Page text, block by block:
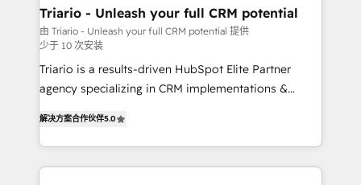
their unique business needs. We are thrilled to have
Blue Frog in the HubSpot ecosystem leading the
way for customers!" - Yamini Rangan, CEO of
HubSpot “Our experience with the team at Blue Frog
has been nothing short of extraordinary. Their years
them a trusted reputation within the HubSpot
ecosystem as a reliable partner capable of delivering
remarkable experiences for our most sophisticated
Triario - Unleash your full CRM potential
由 Triario - Unleash your full CRM potential 提供
少于 10 次安装
Triario is a results-driven HubSpot Elite Partner
agency specializing in CRM implementations &
Integrations, Custom AI agents and AI-ready Website
Design With over 15 years of experience, we help
companies bridge the gap between marketing, sales,
解决方案合作伙伴5.0